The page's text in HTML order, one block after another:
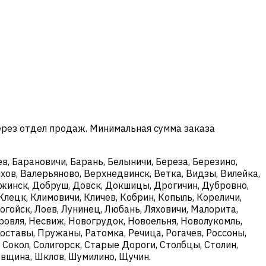
отдел продаж. Минимальная сумма заказа
Барановичи, Барань, Белыничи, Береза, Березино,
Валерьяново, Верхнедвинск, Ветка, Видзы, Вилейка,
Добруш, Довск, Докшицы, Дрогичин, Дубровно,
Климовичи, Кличев, Кобрин, Копыль, Кореличи,
Лоев, Лунинец, Любань, Ляховичи, Малорита,
Несвиж, Новогрудок, Новоельня, Новолукомль,
Пружаны, Ратомка, Речица, Рогачев, Россоны,
Солигорск, Старые Дороги, Столбцы, Столин,
Шклов, Шумилино, Щучин.